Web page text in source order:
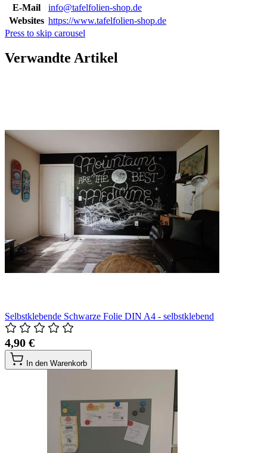
E-Mail
info@tafelfolien-shop.de
Websites https://www.tafelfolien-shop.de
Press to skip carousel
Verwandte Artikel
Selbstklebende Schwarze Folie DIN A4 - selbstklebend
4,90 €
In den Warenkorb